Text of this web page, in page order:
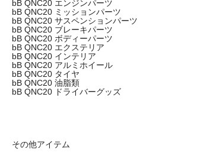
bB QNC20 エンジンパーツ
bB QNC20 ミッションパーツ
bB QNC20 サスペンションパーツ
bB QNC20 ブレーキパーツ
bB QNC20 ボディーパーツ
bB QNC20 エクステリア
bB QNC20 インテリア
bB QNC20 アルミホイール
bB QNC20 タイヤ
bB QNC20 油脂類
bB QNC20 ドライバーグッズ
その他アイテム